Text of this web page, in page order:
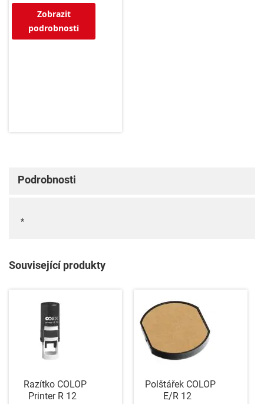
Zobrazit
podrobnosti
Podrobnosti
*
Související produkty
Razítko COLOP
Printer R 12
Polštářek COLOP
E/R 12